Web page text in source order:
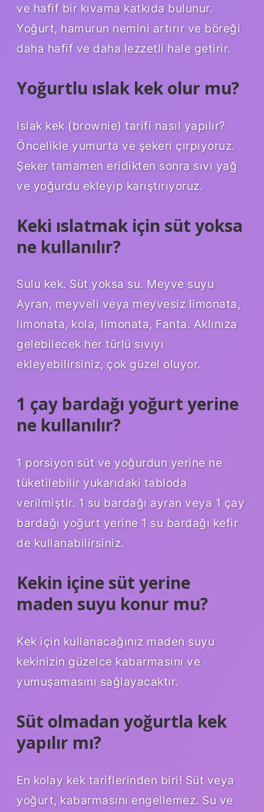
ve hafif bir kıvama katkıda bulunur.
Yoğurt, hamurun nemini artırır ve böreği
daha hafif ve daha lezzetli hale getirir.
Yoğurtlu ıslak kek olur mu?
Islak kek (brownie) tarifi nasıl yapılır?
Öncelikle yumurta ve şekeri çırpıyoruz.
Şeker tamamen eridikten sonra sıvı yağ
ve yoğurdu ekleyip karıştırıyoruz.
Keki ıslatmak için süt yoksa
ne kullanılır?
Sulu kek. Süt yoksa su. Meyve suyu
Ayran, meyveli veya meyvesiz limonata,
limonata, kola, limonata, Fanta. Aklınıza
gelebilecek her türlü sıvıyı
ekleyebilirsiniz, çok güzel oluyor.
1 çay bardağı yoğurt yerine
ne kullanılır?
1 porsiyon süt ve yoğurdun yerine ne
tüketilebilir yukarıdaki tabloda
verilmiştir. 1 su bardağı ayran veya 1 çay
bardağı yoğurt yerine 1 su bardağı kefir
de kullanabilirsiniz.
Kekin içine süt yerine
maden suyu konur mu?
Kek için kullanacağınız maden suyu
kekinizin güzelce kabarmasını ve
yumuşamasını sağlayacaktır.
Süt olmadan yoğurtla kek
yapılır mı?
En kolay kek tariflerinden biri! Süt veya
yoğurt, kabarmasını engellemez. Su ve